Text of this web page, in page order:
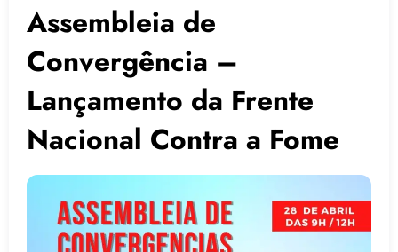
Assembleia de
Convergência –
Lançamento da Frente
Nacional Contra a Fome